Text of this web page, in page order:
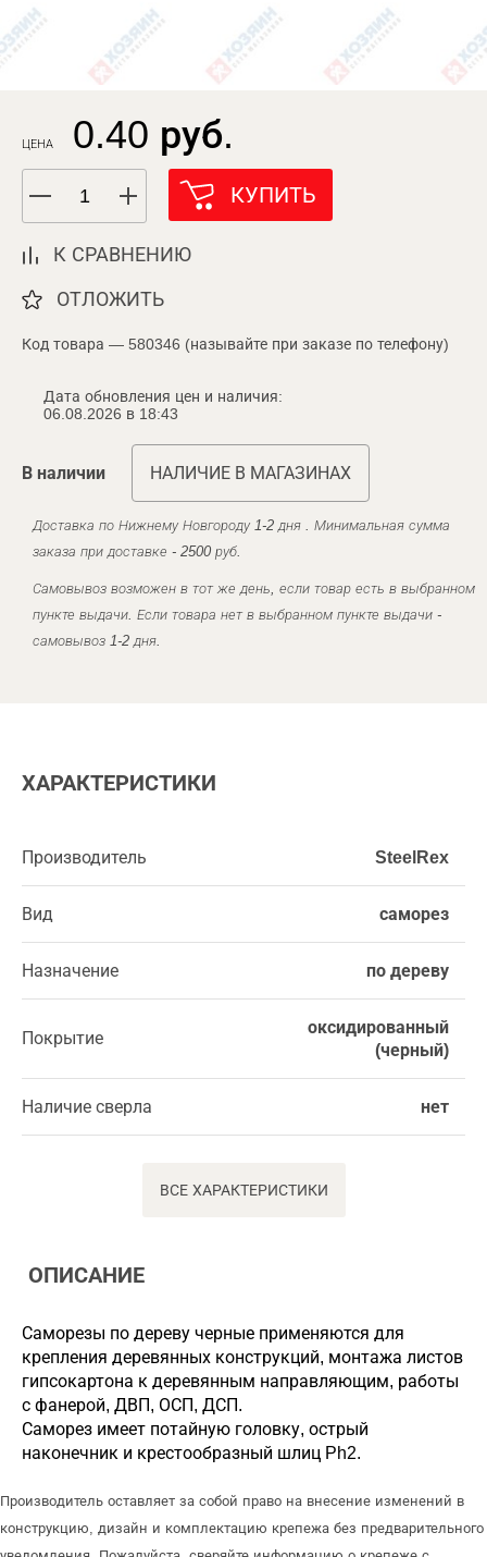
ЦЕНА 0.40 руб.
КУПИТЬ
К СРАВНЕНИЮ
ОТЛОЖИТЬ
Код товара — 580346 (называйте при заказе по телефону)
Дата обновления цен и наличия:
06.08.2026 в 18:43
В наличии НАЛИЧИЕ В МАГАЗИНАХ
Доставка по Нижнему Новгороду 1-2 дня . Минимальная сумма
заказа при доставке - 2500 руб.
Самовывоз возможен в тот же день, если товар есть в выбранном
пункте выдачи. Если товара нет в выбранном пункте выдачи -
самовывоз 1-2 дня.
ХАРАКТЕРИСТИКИ
Производитель SteelRex
Вид саморез
Назначение по дереву
Покрытие
оксидированный
(черный)
Наличие сверла нет
ВСЕ ХАРАКТЕРИСТИКИ
ОПИСАНИЕ
Саморезы по дереву черные применяются для
крепления деревянных конструкций, монтажа листов
гипсокартона к деревянным направляющим, работы
с фанерой, ДВП, ОСП, ДСП.
Саморез имеет потайную головку, острый
наконечник и крестообразный шлиц Ph2.
Производитель оставляет за собой право на внесение изменений в
конструкцию, дизайн и комплектацию крепежа без предварительного